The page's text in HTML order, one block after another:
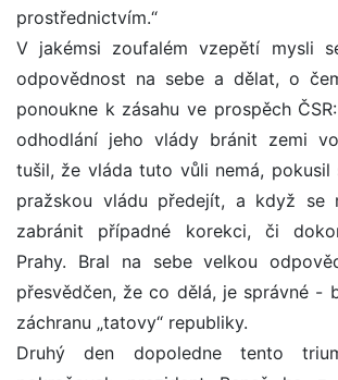
prostřednictvím.“
V jakémsi zoufalém vzepětí mysli
odpovědnost na sebe a dělat, o
ponoukne k zásahu ve prospěch
odhodlání jeho vlády bránit zemi
tušil, že vláda tuto vůli nemá, pokusil
pražskou vládu předejít, a když se
zabránit případné korekci, či
Prahy. Bral na sebe velkou
přesvědčen, že co dělá, je správné -
záchranu „tatovy“ republiky.
Druhý den dopoledne tento